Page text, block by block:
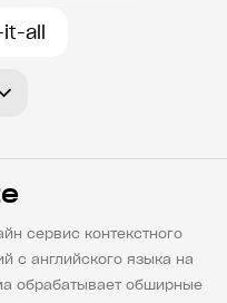
all
сервис контекстного
с английского языка на
обрабатывает обширные